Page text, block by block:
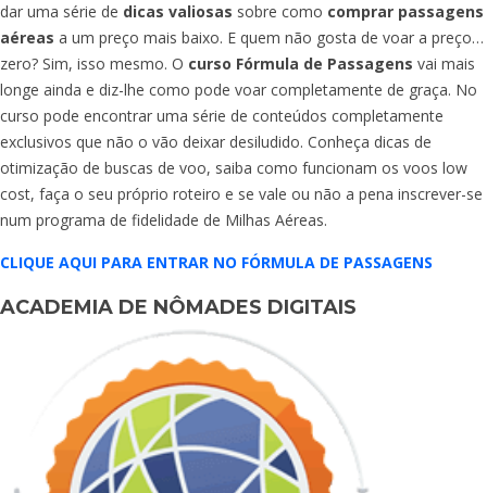
dar uma série de dicas valiosas sobre como comprar passagens
aéreas a um preço mais baixo. E quem não gosta de voar a preço…
zero? Sim, isso mesmo. O curso Fórmula de Passagens vai mais
longe ainda e diz-lhe como pode voar completamente de graça. No
curso pode encontrar uma série de conteúdos completamente
exclusivos que não o vão deixar desiludido. Conheça dicas de
otimização de buscas de voo, saiba como funcionam os voos low
cost, faça o seu próprio roteiro e se vale ou não a pena inscrever-se
num programa de fidelidade de Milhas Aéreas.
CLIQUE AQUI PARA ENTRAR NO FÓRMULA DE PASSAGENS
ACADEMIA DE NÔMADES DIGITAIS